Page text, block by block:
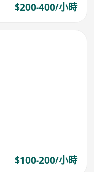
$200-400/小時
$100-200/小時